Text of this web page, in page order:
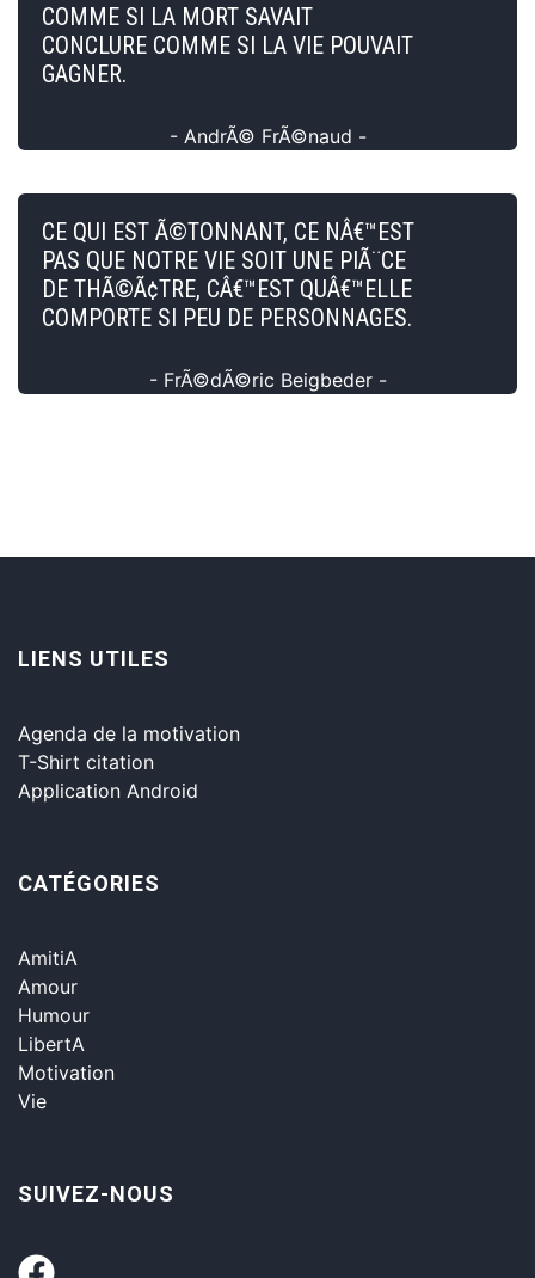
COMME SI LA MORT SAVAIT
CONCLURE COMME SI LA VIE POUVAIT
GAGNER.
- AndrÃ© FrÃ©naud -
CE QUI EST Ã©TONNANT, CE NÂ€™EST
PAS QUE NOTRE VIE SOIT UNE PIÃ¨CE
DE THÃ©Ã¢TRE, CÂ€™EST QUÂ€™ELLE
COMPORTE SI PEU DE PERSONNAGES.
- FrÃ©dÃ©ric Beigbeder -
LIENS UTILES
Agenda de la motivation
T-Shirt citation
Application Android
CATÉGORIES
AmitiA
Amour
Humour
LibertA
Motivation
Vie
SUIVEZ-NOUS